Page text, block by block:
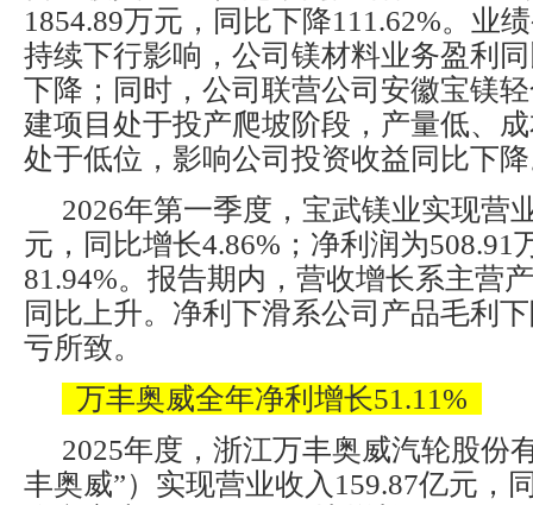
1854.89万元，同比下降111.62%。业
持续下行影响，公司镁材料业务盈利
下降；同时，公司联营公司安徽宝镁
建项目处于投产爬坡阶段，产量低、
处于低位，影响公司投资收益同比下
2026年第一季度，宝武镁业实现营
元，同比增长4.86%；净利润为508.91
81.94%。报告期内，营收增长系主营
同比上升。净利下滑系公司产品毛利
亏所致。
万丰奥威全年净利增长51.11%
2025年度，浙江万丰奥威汽轮股份
丰奥威”）实现营业收入159.87亿元，